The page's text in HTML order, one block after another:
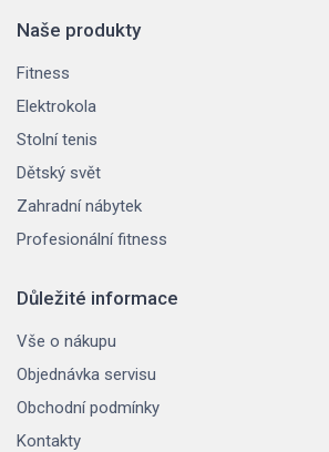
Naše produkty
Fitness
Elektrokola
Stolní tenis
Dětský svět
Zahradní nábytek
Profesionální fitness
Důležité informace
Vše o nákupu
Objednávka servisu
Obchodní podmínky
Kontakty